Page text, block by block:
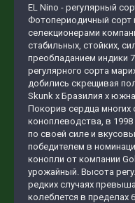
EL Nino - регулярный
Фотопериодичный сорт
селекционерами
стабильных, стойких,
преобладанием индики
регулярного сорта
добились скрещивая
Skunk x Бразилия x
Покорив сердца
коноплеводства, в
по своей силе и
победителем в
конопли от компании
урожайный. Высота
редких случаях
колеблется в пределах